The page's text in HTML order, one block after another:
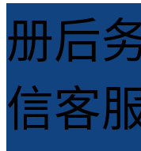
册后
信客服